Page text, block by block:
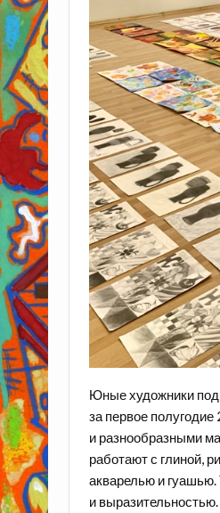
Юные художники
за первое
и разнообразными
работают с глиной,
акварелью и гуашью.
и